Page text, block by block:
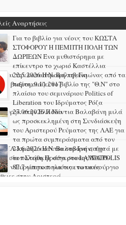
Αναρτήσεις
Για το βιβλίο για νέους του ΚΩΣΤΑ
ΣΤΟΦΟΡΟΥ Η ΠΕΜΠΤΗ ΠΟΛΗ ΤΩΝ
ΔΩΡΙΕΩΝ Ένα μυθιστόρημα με
επίκεντρο το χωριό Καστέλλια
και την καταστροφή της Γκιώνας από τα
βωξίτη, 9.11.2017
22.5.2026 H N. Βαλαβάνη
παρουσιάζει το βιβλίο της "Θ.Ν" στο
πλαίσιο του σεμινάριου Politics of
Liberation του Ιδρύματος Ρόζα
στην Ελλάδα
27.06.2026 H Νάντια Βαλαβάνη μιλά
ως προσκεκλημένη στη Συνδιάσκεψη
του Αριστερού Ρεύματος της ΛΑΕ για
τα πρώτα συμπεράσματα από τον
Ισραήλ ενάντια στο Ιράν, την
πολεμικής σύγκρουσης ΝΑΤΟ-
Ευρώπη και για τις ενωτικές
στην Αριστερά
23.6.2026 Η Ν. Βαλαβάνη συζητά με
τον Στάθη Πράπα στο LAMIA POLIS
87.7 για το παλιό και το καινούργιο